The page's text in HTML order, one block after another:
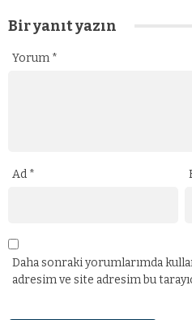
Bir yanıt yazın
Yorum *
Ad *
Daha sonraki yorumlarımda
adresim ve site adresim bu